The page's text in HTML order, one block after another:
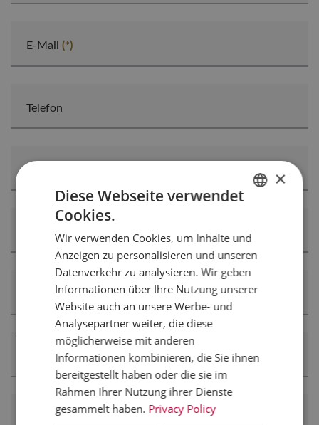
E-Mail
Telefon
Bemerkungen
ENGLISH
DUTCH
×
Diese Webseite verwendet
Cookies.
Wir verwenden Cookies, um Inhalte und
Anzeigen zu personalisieren und unseren
Datenverkehr zu analysieren. Wir geben
Informationen über Ihre Nutzung unserer
Website auch an unsere Werbe- und
Analysepartner weiter, die diese
möglicherweise mit anderen
Informationen kombinieren, die Sie ihnen
bereitgestellt haben oder die sie im
Rahmen Ihrer Nutzung ihrer Dienste
gesammelt haben. Privacy Policy